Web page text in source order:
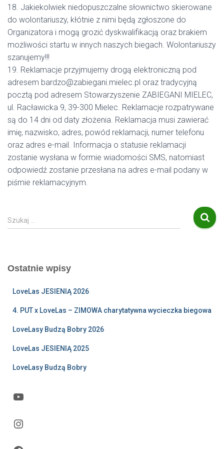
18. Jakiekolwiek niedopuszczalne słownictwo skierowane
do wolontariuszy, kłótnie z nimi będą zgłoszone do
Organizatora i mogą grozić dyskwalifikacją oraz brakiem
możliwości startu w innych naszych biegach. Wolontariuszy
szanujemy!!!
19. Reklamacje przyjmujemy drogą elektroniczną pod
adresem bardzo@zabiegani.mielec.pl oraz tradycyjną
pocztą pod adresem Stowarzyszenie ZABIEGANI MIELEC,
ul. Racławicka 9, 39-300 Mielec. Reklamacje rozpatrywane
są do 14 dni od daty złożenia. Reklamacja musi zawierać
imię, nazwisko, adres, powód reklamacji, numer telefonu
oraz adres e-mail. Informacja o statusie reklamacji
zostanie wysłana w formie wiadomości SMS, natomiast
odpowiedź zostanie przesłana na adres e-mail podany w
piśmie reklamacyjnym.
S
z
j
Szukaj …
Ostatnie wpisy
LoveLas JESIENIĄ 2026
4. PUT x LoveLas – ZIMOWA charytatywna wycieczka biegowa
LoveLasy Budzą Bobry 2026
LoveLas JESIENIĄ 2025
LoveLasy Budzą Bobry
YouTube
Instagram